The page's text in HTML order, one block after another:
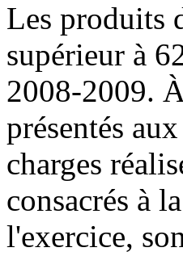
Les produits
supérieur à
2008-2009.
présentés
charges
consacrés à
l'exercice,